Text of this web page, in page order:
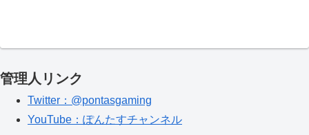
管理人リンク
Twitter：@pontasgaming
YouTube：ぽんたすチャンネル